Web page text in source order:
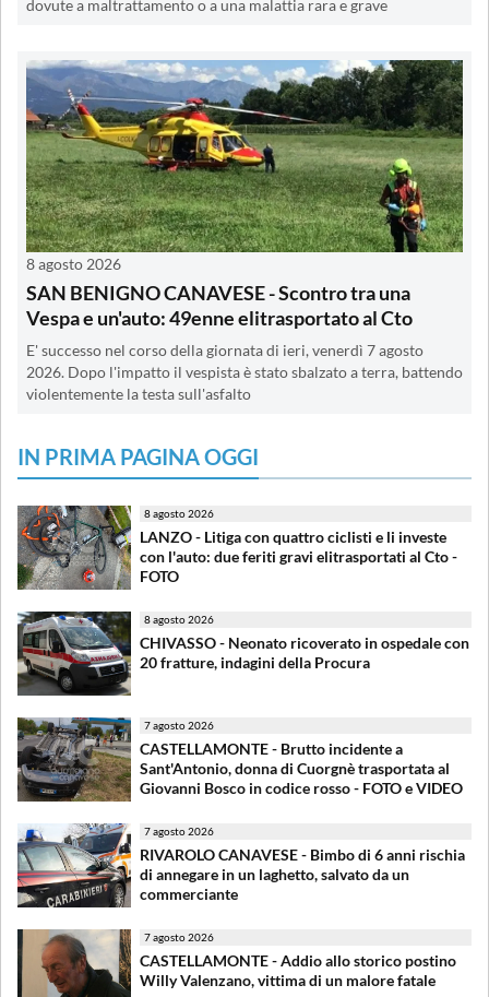
dovute a maltrattamento o a una malattia rara e grave
8 agosto 2026
SAN BENIGNO CANAVESE - Scontro tra una
Vespa e un'auto: 49enne elitrasportato al Cto
E' successo nel corso della giornata di ieri, venerdì 7 agosto
2026. Dopo l'impatto il vespista è stato sbalzato a terra, battendo
violentemente la testa sull'asfalto
IN PRIMA PAGINA OGGI
8 agosto 2026
LANZO - Litiga con quattro ciclisti e li investe
con l'auto: due feriti gravi elitrasportati al Cto -
FOTO
8 agosto 2026
CHIVASSO - Neonato ricoverato in ospedale con
20 fratture, indagini della Procura
7 agosto 2026
CASTELLAMONTE - Brutto incidente a
Sant'Antonio, donna di Cuorgnè trasportata al
Giovanni Bosco in codice rosso - FOTO e VIDEO
7 agosto 2026
RIVAROLO CANAVESE - Bimbo di 6 anni rischia
di annegare in un laghetto, salvato da un
commerciante
7 agosto 2026
CASTELLAMONTE - Addio allo storico postino
Willy Valenzano, vittima di un malore fatale